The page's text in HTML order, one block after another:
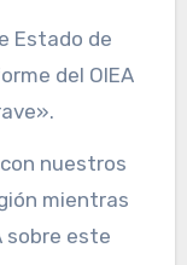
Estado de
del OIEA
nuestros
mientras
sobre este